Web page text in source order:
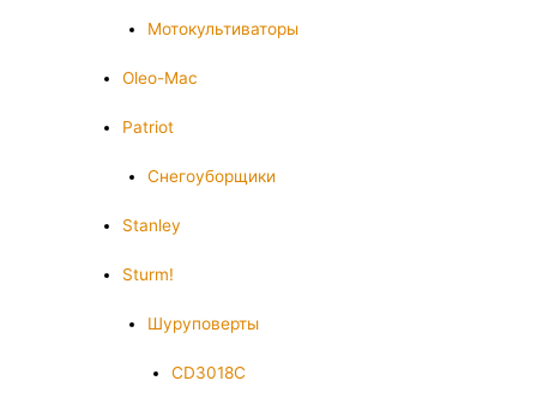
Мотокультиваторы
Oleo-Mac
Patriot
Снегоуборщики
Stanley
Sturm!
Шуруповерты
CD3018C